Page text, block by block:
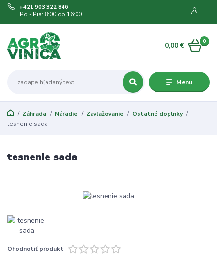
Menu
+421 903 322 846
Po - Pia: 8:00 do 16:00
0
0,00 €
Záhrada Náradie Zavlažovanie
Ostatné doplnky
tesnenie sada
tesnenie sada
Ohodnotiť produkt